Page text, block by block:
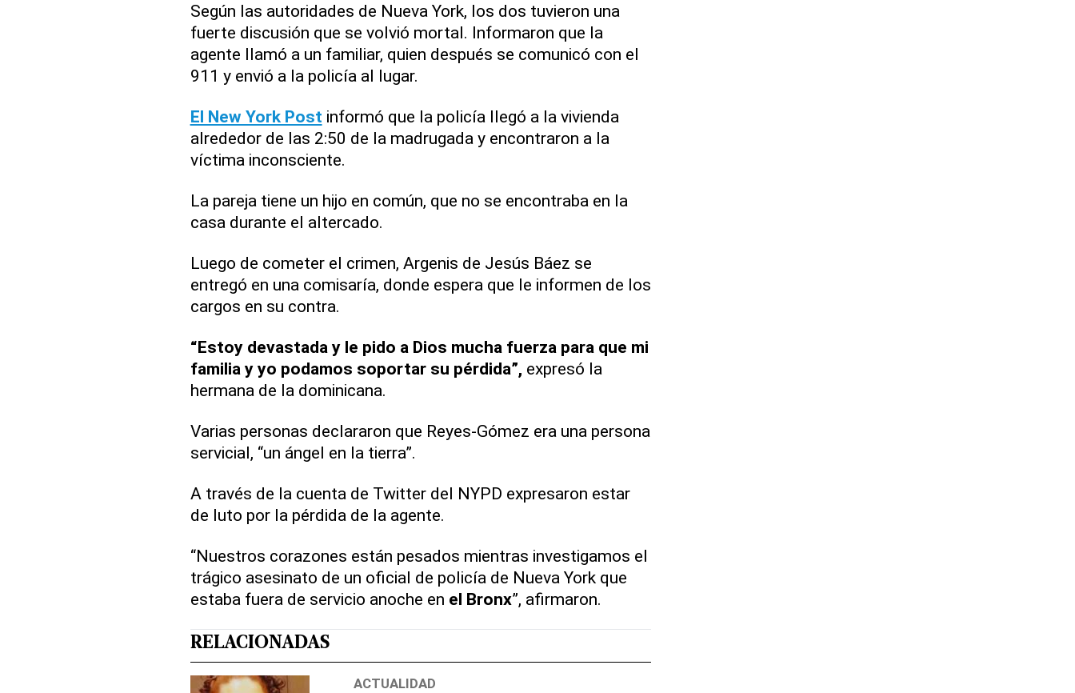
Según las autoridades de Nueva York, los dos tuvieron una
fuerte discusión que se volvió mortal. Informaron que la
agente llamó a un familiar, quien después se comunicó con el
911 y envió a la policía al lugar.
El New York Post informó que la policía llegó a la vivienda
alrededor de las 2:50 de la madrugada y encontraron a la
víctima inconsciente.
La pareja tiene un hijo en común, que no se encontraba en la
casa durante el altercado.
Luego de cometer el crimen, Argenis de Jesús Báez se
entregó en una comisaría, donde espera que le informen de los
cargos en su contra.
“Estoy devastada y le pido a Dios mucha fuerza para que mi
familia y yo podamos soportar su pérdida”, expresó la
hermana de la dominicana.
Varias personas declararon que Reyes-Gómez era una persona
servicial, “un ángel en la tierra”.
A través de la cuenta de Twitter del NYPD expresaron estar
de luto por la pérdida de la agente.
“Nuestros corazones están pesados mientras investigamos el
trágico asesinato de un oficial de policía de Nueva York que
estaba fuera de servicio anoche en el Bronx”, afirmaron.
RELACIONADAS
ACTUALIDAD